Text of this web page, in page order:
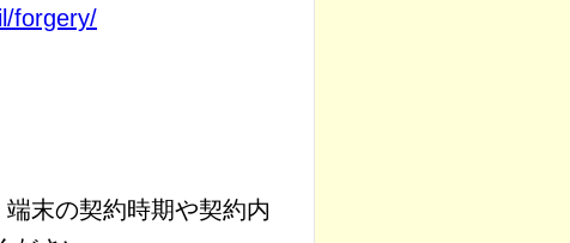
forgery/
末の契約時期や契約内